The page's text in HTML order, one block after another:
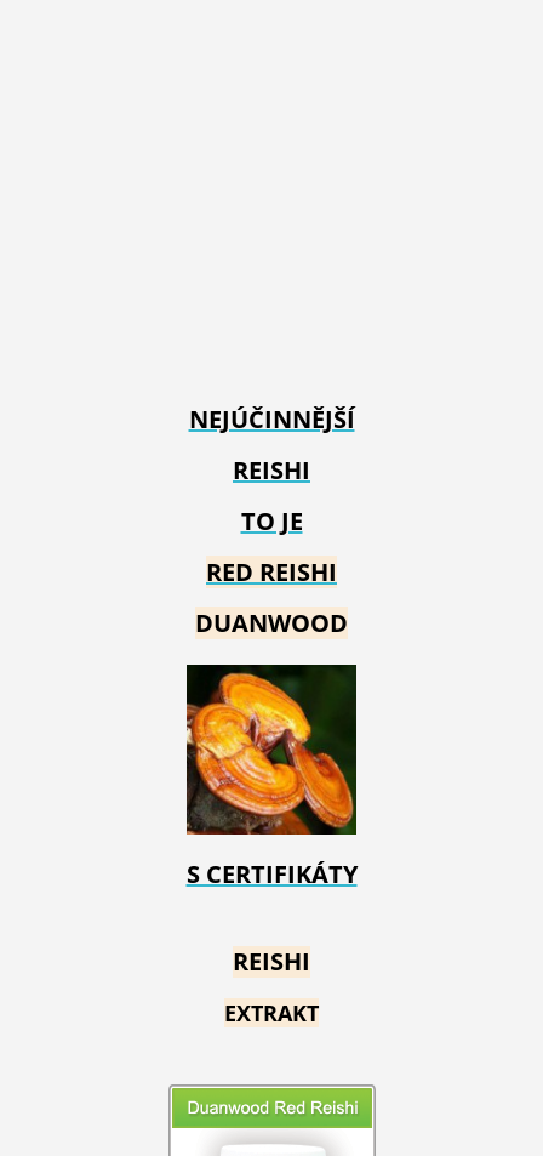
NEJÚČINNĚJŠÍ
REISHI
TO JE
RED REISHI
DUANWOOD
S CERTIFIKÁTY
REISHI
EXTRAKT